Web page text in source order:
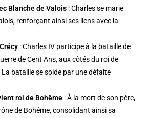
Blanche de Valois : Charles se marie
renforçant ainsi ses liens avec la
: Charles IV participe à la bataille de
de Cent Ans, aux côtés du roi de
bataille se solde par une défaite
roi de Bohême : À la mort de son père,
de Bohême, consolidant ainsi sa